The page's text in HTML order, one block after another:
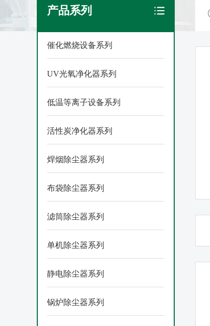
产品系列
催化燃烧设备系列
UV光氧净化器系列
低温等离子设备系列
活性炭净化器系列
焊烟除尘器系列
布袋除尘器系列
滤筒除尘器系列
单机除尘器系列
静电除尘器系列
锅炉除尘器系列